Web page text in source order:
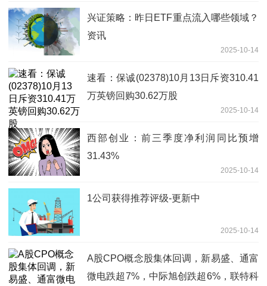
兴证策略：昨日ETF重点流入哪些领域？
资讯
2025-10-14
速看：保诚(02378)10月13日斥资310.41
万英镑回购30.62万股
2025-10-14
西部创业：前三季度净利润同比预增
31.43%
2025-10-14
1公司获得推荐评级-更新中
2025-10-14
A股CPO概念股集体回调，新易盛、通富
微电跌超7%，中际旭创跌超6%，联特科